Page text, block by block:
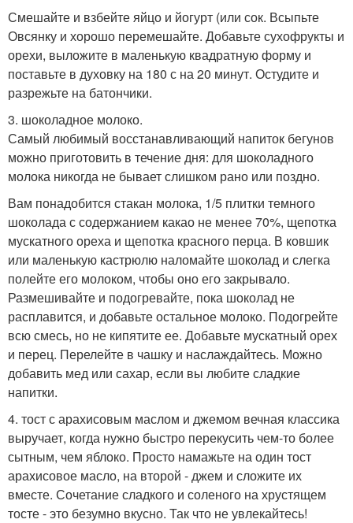
Смешайте и взбейте яйцо и йогурт (или сок. Всыпьте
Овсянку и хорошо перемешайте. Добавьте сухофрукты и
орехи, выложите в маленькую квадратную форму и
поставьте в духовку на 180 с на 20 минут. Остудите и
разрежьте на батончики.
3. шоколадное молоко.
Самый любимый восстанавливающий напиток бегунов
можно приготовить в течение дня: для шоколадного
молока никогда не бывает слишком рано или поздно.
Вам понадобится стакан молока, 1/5 плитки темного
шоколада с содержанием какао не менее 70%, щепотка
мускатного ореха и щепотка красного перца. В ковшик
или маленькую кастрюлю наломайте шоколад и слегка
полейте его молоком, чтобы оно его закрывало.
Размешивайте и подогревайте, пока шоколад не
расплавится, и добавьте остальное молоко. Подогрейте
всю смесь, но не кипятите ее. Добавьте мускатный орех
и перец. Перелейте в чашку и наслаждайтесь. Можно
добавить мед или сахар, если вы любите сладкие
напитки.
4. тост с арахисовым маслом и джемом вечная классика
выручает, когда нужно быстро перекусить чем-то более
сытным, чем яблоко. Просто намажьте на один тост
арахисовое масло, на второй - джем и сложите их
вместе. Сочетание сладкого и соленого на хрустящем
тосте - это безумно вкусно. Так что не увлекайтесь!